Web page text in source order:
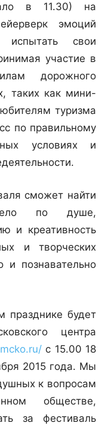
в 11.30) на
эмоций
свои
участие в
дорожного
таких как мини-
туризма
по правильному
условиях и
сможет найти
по душе,
и креативность
и творческих
и познавательно
будет
центра
с 15.00 18
2015 года. Мы
к вопросам
обществе,
за фестиваль